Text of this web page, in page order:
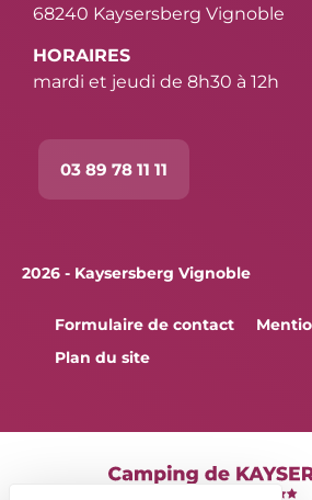
68240 Kaysersberg Vignoble
HORAIRES
mardi et jeudi de 8h30 à 12h
03 89 78 11 11
2026 - Kaysersberg Vignoble
Formulaire de contact
Plan du site